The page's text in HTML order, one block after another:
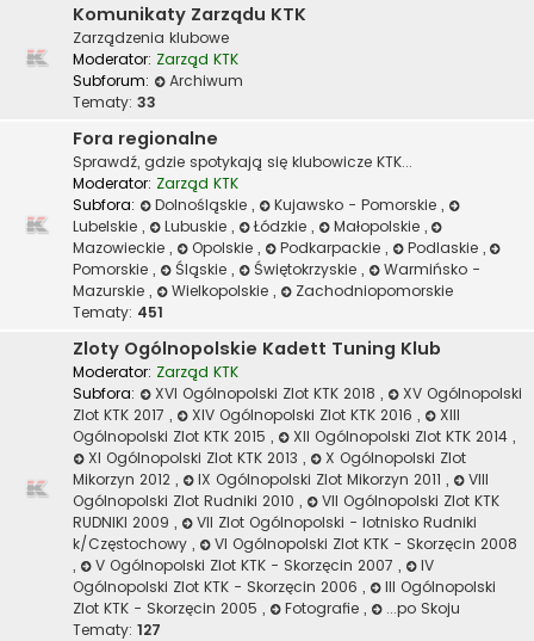
Komunikaty Zarządu KTK
Zarządzenia klubowe
Moderator: Zarząd KTK
Subforum:
Archiwum
Tematy: 33
Fora regionalne
Sprawdź, gdzie spotykają się klubowicze KTK...
Moderator: Zarząd KTK
Subfora:
Dolnośląskie , Kujawsko - Pomorskie ,
Lubelskie , Lubuskie , Łódzkie , Małopolskie ,
Mazowieckie , Opolskie , Podkarpackie , Podlaskie ,
Pomorskie , Śląskie , Świętokrzyskie ,
Warmińsko -
Mazurskie , Wielkopolskie ,
Zachodniopomorskie
Tematy: 451
Zloty Ogólnopolskie Kadett Tuning Klub
Moderator: Zarząd KTK
Subfora:
XVI Ogólnopolski Zlot KTK 2018 ,
XV Ogólnopolski
Zlot KTK 2017 , XIV Ogólnopolski Zlot KTK 2016 ,
XIII
Ogólnopolski Zlot KTK 2015 , XII Ogólnopolski Zlot KTK 2014 ,
XI Ogólnopolski Zlot KTK 2013 ,
X Ogólnopolski Zlot
Mikorzyn 2012 , IX Ogólnopolski Zlot Mikorzyn 2011 ,
VIII
Ogólnopolski Zlot Rudniki 2010 ,
VII Ogólnopolski Zlot KTK
RUDNIKI 2009 ,
VII Zlot Ogólnopolski - lotnisko Rudniki
k/Częstochowy ,
VI Ogólnopolski Zlot KTK - Skorzęcin 2008
,
V Ogólnopolski Zlot KTK - Skorzęcin 2007 ,
IV
Ogólnopolski Zlot KTK - Skorzęcin 2006 ,
III Ogólnopolski
Zlot KTK - Skorzęcin 2005 , Fotografie ,
...po Skoju
Tematy: 127